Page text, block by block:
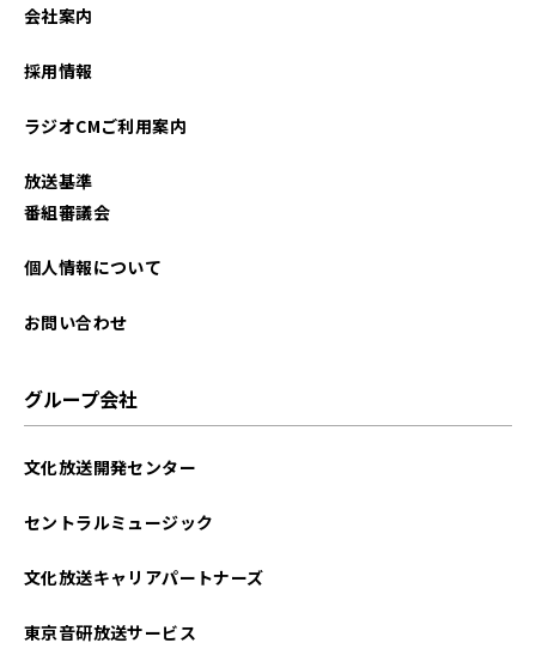
会社案内
採用情報
ラジオCMご利用案内
放送基準
番組審議会
個人情報について
お問い合わせ
グループ会社
文化放送開発センター
セントラルミュージック
文化放送キャリアパートナーズ
東京音研放送サービス